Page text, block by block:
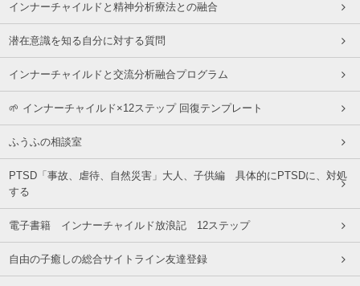
インナーチャイルドと精神分析療法との融合
潜在意識を知る自分に対する質問
インナーチャイルドと交流分析融合プログラム
🌱 インナーチャイルド×12ステップ 回復テンプレート
ふうふの相談室
PTSD「事故、虐待、自然災害」大人、子供編 具体的にPTSDに、対処
する
電子書籍 インナーチャイルド放浪記 12ステップ
自由の子癒しの総合サイトライン友達登録